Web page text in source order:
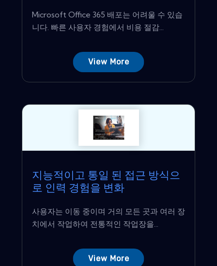
Microsoft Office 365 배포는 어려울 수 있습
니다. 빠른 사용자 경험에서 비용 절감...
View More
지능적이고 통일 된 접근 방식으
로 인력 경험을 변화
사용자는 이동 중이며 거의 모든 곳과 여러 장
치에서 작업하여 전통적인 작업장을...
View More